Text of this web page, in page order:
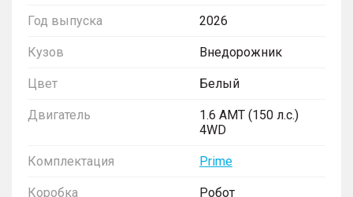
Год выпуска 2026
Кузов Внедорожник
Цвет Белый
Двигатель
1.6 AMT (150 л.с.)
4WD
Комплектация Prime
Коробка Робот